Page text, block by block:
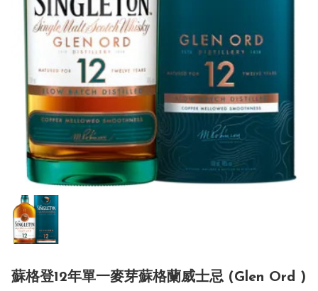
蘇格登12年單一麥芽蘇格蘭威士忌 (Glen Ord )